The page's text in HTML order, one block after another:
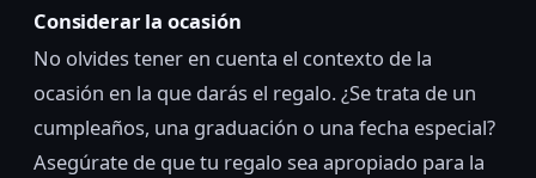
Considerar la ocasión
No olvides tener en cuenta el contexto de la
ocasión en la que darás el regalo. ¿Se trata de un
cumpleaños, una graduación o una fecha especial?
Asegúrate de que tu regalo sea apropiado para la